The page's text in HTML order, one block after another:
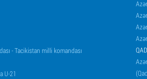
- Tacikistan milli komandası
U-21